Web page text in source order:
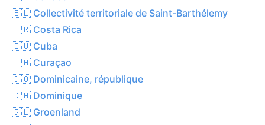
🇧🇱 Collectivité territoriale de Saint-Barthélemy
🇨🇷 Costa Rica
🇨🇺 Cuba
🇨🇼 Curaçao
🇩🇴 Dominicaine, république
🇩🇲 Dominique
🇬🇱 Groenland